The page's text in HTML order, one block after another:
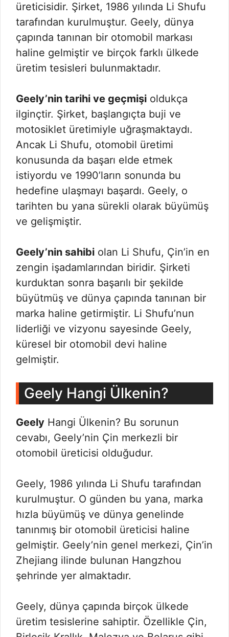
üreticisidir. Şirket, 1986 yılında Li Shufu
tarafından kurulmuştur. Geely, dünya
çapında tanınan bir otomobil markası
haline gelmiştir ve birçok farklı ülkede
üretim tesisleri bulunmaktadır.
Geely’nin tarihi ve geçmişi oldukça
ilginçtir. Şirket, başlangıçta buji ve
motosiklet üretimiyle uğraşmaktaydı.
Ancak Li Shufu, otomobil üretimi
konusunda da başarı elde etmek
istiyordu ve 1990’ların sonunda bu
hedefine ulaşmayı başardı. Geely, o
tarihten bu yana sürekli olarak büyümüş
ve gelişmiştir.
Geely’nin sahibi olan Li Shufu, Çin’in en
zengin işadamlarından biridir. Şirketi
kurduktan sonra başarılı bir şekilde
büyütmüş ve dünya çapında tanınan bir
marka haline getirmiştir. Li Shufu’nun
liderliği ve vizyonu sayesinde Geely,
küresel bir otomobil devi haline
gelmiştir.
Geely Hangi Ülkenin?
Geely Hangi Ülkenin? Bu sorunun
cevabı, Geely’nin Çin merkezli bir
otomobil üreticisi olduğudur.
Geely, 1986 yılında Li Shufu tarafından
kurulmuştur. O günden bu yana, marka
hızla büyümüş ve dünya genelinde
tanınmış bir otomobil üreticisi haline
gelmiştir. Geely’nin genel merkezi, Çin’in
Zhejiang ilinde bulunan Hangzhou
şehrinde yer almaktadır.
Geely, dünya çapında birçok ülkede
üretim tesislerine sahiptir. Özellikle Çin,